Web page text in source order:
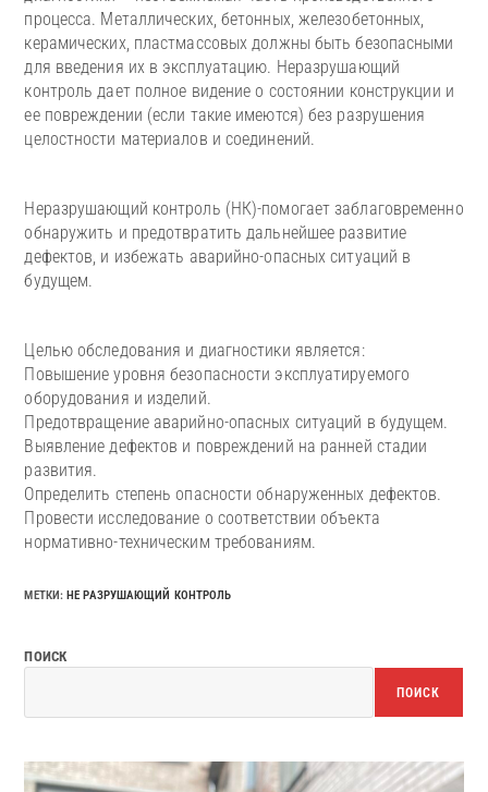
процесса. Металлических, бетонных, железобетонных,
керамических, пластмассовых должны быть безопасными
для введения их в эксплуатацию. Неразрушающий
контроль дает полное видение о состоянии конструкции и
ее повреждении (если такие имеются) без разрушения
целостности материалов и соединений.
Неразрушающий контроль (НК)-помогает заблаговременно
обнаружить и предотвратить дальнейшее развитие
дефектов, и избежать аварийно-опасных ситуаций в
будущем.
Целью обследования и диагностики является:
Повышение уровня безопасности эксплуатируемого
оборудования и изделий.
Предотвращение аварийно-опасных ситуаций в будущем.
Выявление дефектов и повреждений на ранней стадии
развития.
Определить степень опасности обнаруженных дефектов.
Провести исследование о соответствии объекта
нормативно-техническим требованиям.
МЕТКИ: НЕ РАЗРУШАЮЩИЙ КОНТРОЛЬ
ПОИСК
ПОИСК